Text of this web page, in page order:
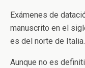
Exámenes de
manuscrito en el
es del norte de Italia.
Aunque no es